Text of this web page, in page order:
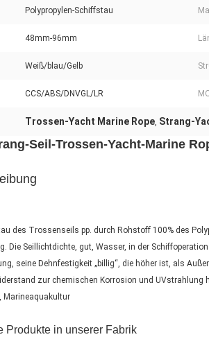
Polypropylen-Schiffstau
48mm-96mm
Weiß/blau/Gelb
CCS/ABS/DNVGL/LR
Trossen-Yacht Marine Rope, Strang-
Seil-Trossen-Yacht-Marine
des Trossenseils pp. durch Rohstoff 100% des
Die Seillichtdichte, gut, Wasser, in der
seine Dehnfestigkeit „billig“, die höher ist, als
zur chemischen Korrosion und UVstrahlung
Marineaquakultur
Produkte in unserer Fabrik